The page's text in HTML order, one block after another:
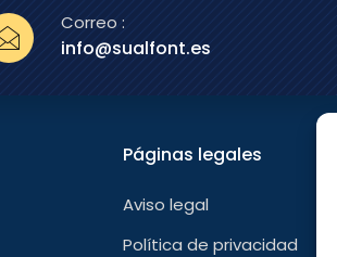
Correo :
info@sualfont.es
Páginas legales
Aviso legal
Política de privacidad